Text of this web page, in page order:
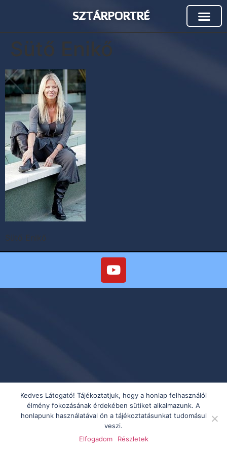
SZTÁRPORTRÉ
Sütő Enikő
Sütő Enikő
Kedves Látogató! Tájékoztatjuk, hogy a honlap felhasználói
élmény fokozásának érdekében sütiket alkalmazunk. A
honlapunk használatával ön a tájékoztatásunkat tudomásul
veszi.
Elfogadom
Részletek